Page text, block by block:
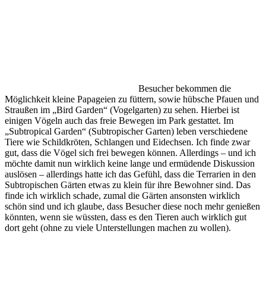
Besucher bekommen die
Möglichkeit kleine Papageien zu füttern, sowie hübsche Pfauen und
Straußen im „Bird Garden“ (Vogelgarten) zu sehen. Hierbei ist
einigen Vögeln auch das freie Bewegen im Park gestattet. Im
„Subtropical Garden“ (Subtropischer Garten) leben verschiedene
Tiere wie Schildkröten, Schlangen und Eidechsen. Ich finde zwar
gut, dass die Vögel sich frei bewegen können. Allerdings – und ich
möchte damit nun wirklich keine lange und ermüdende Diskussion
auslösen – allerdings hatte ich das Gefühl, dass die Terrarien in den
Subtropischen Gärten etwas zu klein für ihre Bewohner sind. Das
finde ich wirklich schade, zumal die Gärten ansonsten wirklich
schön sind und ich glaube, dass Besucher diese noch mehr genießen
könnten, wenn sie wüssten, dass es den Tieren auch wirklich gut
dort geht (ohne zu viele Unterstellungen machen zu wollen).